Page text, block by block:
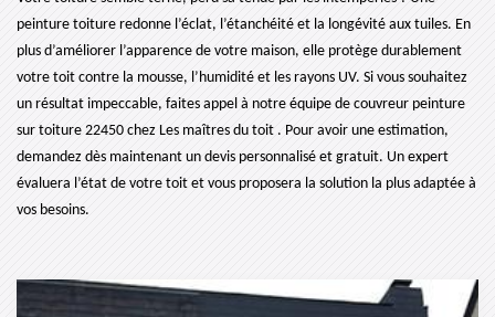
peinture toiture redonne l’éclat, l’étanchéité et la longévité aux tuiles. En
plus d’améliorer l’apparence de votre maison, elle protège durablement
votre toit contre la mousse, l’humidité et les rayons UV. Si vous souhaitez
un résultat impeccable, faites appel à notre équipe de couvreur peinture
sur toiture 22450 chez Les maîtres du toit . Pour avoir une estimation,
demandez dès maintenant un devis personnalisé et gratuit. Un expert
évaluera l’état de votre toit et vous proposera la solution la plus adaptée à
vos besoins.